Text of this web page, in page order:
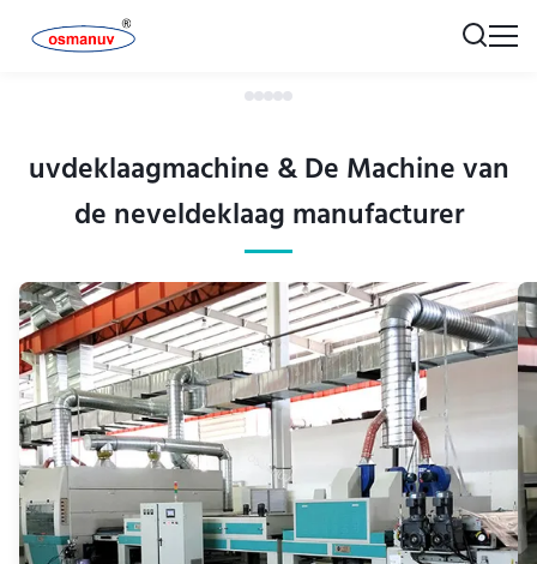
uvdeklaagmachine & De Machine van
de neveldeklaag manufacturer